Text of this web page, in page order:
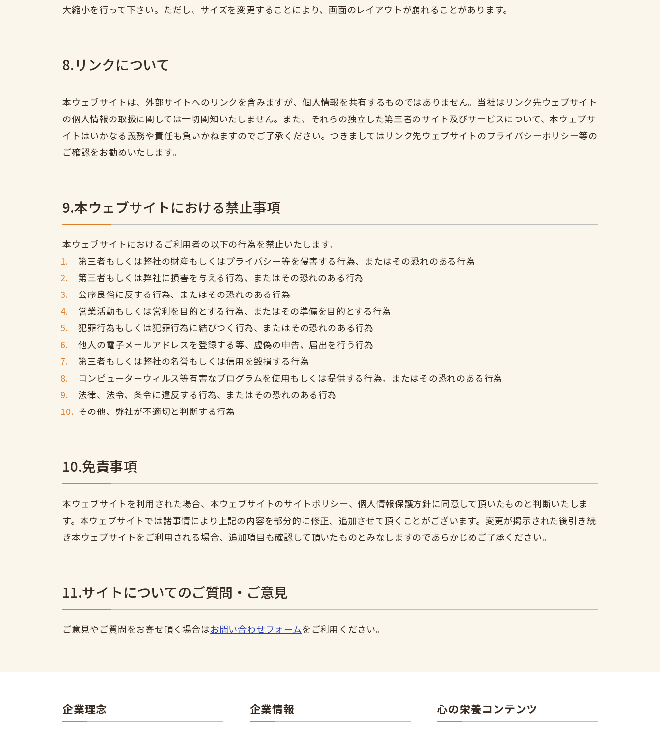
大縮小を行って下さい。ただし、サイズを変更することにより、画面のレイアウトが崩れることがあります。
8.リンクについて
本ウェブサイトは、外部サイトへのリンクを含みますが、個人情報を共有するものではありません。当社はリンク先ウェブサイト
の個人情報の取扱に関しては一切関知いたしません。また、それらの独立した第三者のサイト及びサービスについて、本ウェブサ
イトはいかなる義務や責任も負いかねますのでご了承ください。つきましてはリンク先ウェブサイトのプライバシーポリシー等の
ご確認をお勧めいたします。
9.本ウェブサイトにおける禁止事項
本ウェブサイトにおけるご利用者の以下の行為を禁止いたします。
第三者もしくは弊社の財産もしくはプライバシー等を侵害する行為、またはその恐れのある行為
第三者もしくは弊社に損害を与える行為、またはその恐れのある行為
公序良俗に反する行為、またはその恐れのある行為
営業活動もしくは営利を目的とする行為、またはその準備を目的とする行為
犯罪行為もしくは犯罪行為に結びつく行為、またはその恐れのある行為
他人の電子メールアドレスを登録する等、虚偽の申告、届出を行う行為
第三者もしくは弊社の名誉もしくは信用を毀損する行為
コンピューターウィルス等有害なプログラムを使用もしくは提供する行為、またはその恐れのある行為
法律、法令、条令に違反する行為、またはその恐れのある行為
その他、弊社が不適切と判断する行為
10.免責事項
本ウェブサイトを利用された場合、本ウェブサイトのサイトポリシー、個人情報保護方針に同意して頂いたものと判断いたしま
す。本ウェブサイトでは諸事情により上記の内容を部分的に修正、追加させて頂くことがございます。変更が掲示された後引き続
き本ウェブサイトをご利用される場合、追加項目も確認して頂いたものとみなしますのであらかじめご了承ください。
11.サイトについてのご質問・ご意見
ご意見やご質問をお寄せ頂く場合はお問い合わせフォームをご利用ください。
企業理念 企業情報 心の栄養コンテンツ